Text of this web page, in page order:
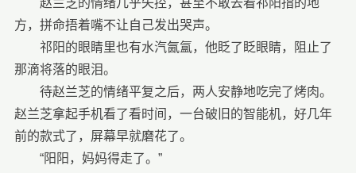
赵兰芝的情绪几乎失控，甚至不敢去看祁阳指的地
方，拼命捂着嘴不让自己发出哭声。
祁阳的眼睛里也有水汽氤氲，他眨了眨眼睛，阻止了
那滴将落的眼泪。
待赵兰芝的情绪平复之后，两人安静地吃完了烤肉。
赵兰芝拿起手机看了看时间，一台破旧的智能机，好几年
前的款式了，屏幕早就磨花了。
“阳阳，妈妈得走了。”